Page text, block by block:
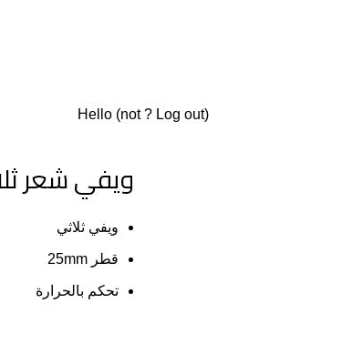
Hello (not? Log out)
ويفي شعر
ويفي ثلاثي
قطر 25mm
تحكم بالحرارة